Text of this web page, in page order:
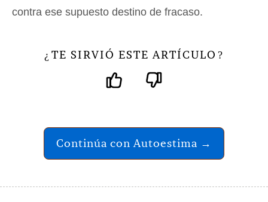
contra ese supuesto destino de fracaso.
¿ TE SIRVIÓ ESTE ARTÍCULO ?
Continúa con Autoestima →